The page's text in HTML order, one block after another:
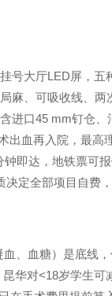
号大厅LED屏，五
麻、可吸收线、
进口45 mm钉仓
出血再入院，最高
即达，地铁票可
定全部项目自费
、血糖）是底线，
华对<18岁学生可